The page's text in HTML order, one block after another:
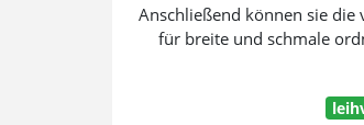
Anschließend können sie
für breite und schmale